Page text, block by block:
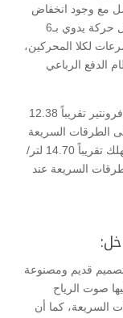
أفضل مع وجود انخفاض
بسيط في توفر الوقود ويأتي هذا المحرك مع ناقل حركة يدوي بـ6
كما يتوفر ناقل حركة أوتوماتيكي بـ5 سرعات لكلا المحركين،
الدفع الرباعي
أما فيما يتعلق باستهلاك الوقود، فتستهلك سيارة فرونتير تقريباً 12.38
المدينة و10.23 لتر/ 100كم على الطرقات السريعة
في حال استخدام محرك 4 سلندر، في حين تستهلك تقريباً 14.70 لتر/
لتر/100كم على الطرقات السريعة عند
تصميم قديم ومصنوعة
صوت الرياح
السريعة، كما أن